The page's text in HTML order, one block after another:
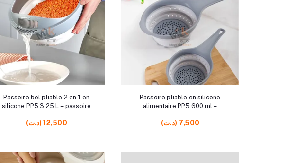
Ajouter au panier
Passoire bol pliable 2 en 1 en
silicone PP5 3.25 L – passoire
(د.ت) 12,500
Ajouter au panier
Passoire pliable en silicone
alimentaire PP5 600 ml –
(د.ت) 7,500